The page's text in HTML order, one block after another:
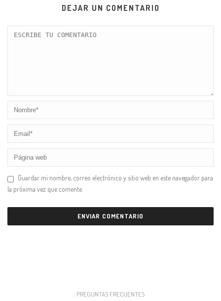
DEJAR UN COMENTARIO
Guardar mi nombre, correo electrónico y sitio web en este navegador para
la próxima vez que comente.
PREGUNTAS FRECUENTES